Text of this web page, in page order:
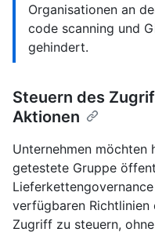
Organisationen an
code scanning und
gehindert.
Steuern des
Aktionen
Unternehmen
getestete Gruppe
verfügbaren Richtlinien
Zugriff zu steuern,